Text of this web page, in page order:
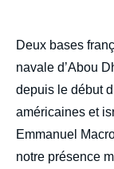
body
Deux bases
navale d’Abou
depuis le début
américaines et
Emmanuel
notre présence